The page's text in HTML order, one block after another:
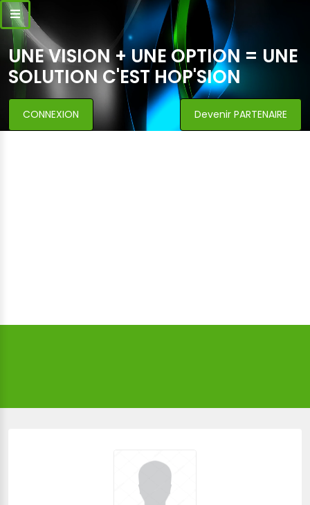
UNE VISION + UNE OPTION = UNE
SOLUTION C'EST HOP'SION
CONNEXION Devenir PARTENAIRE